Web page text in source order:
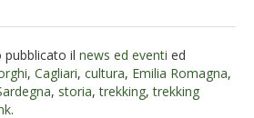
il news ed eventi ed
, Cagliari, cultura, Emilia Romagna,
, storia,trekking,trekking
.